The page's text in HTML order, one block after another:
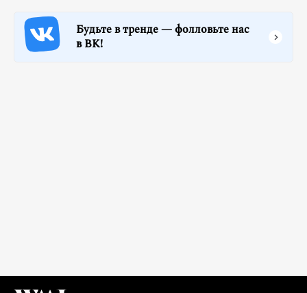
Будьте в тренде — фолловьте нас
в ВК!